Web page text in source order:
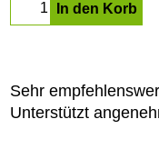
In den Korb
Sehr
Unterstützt